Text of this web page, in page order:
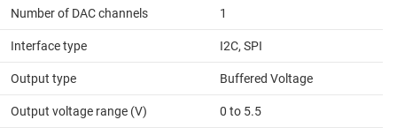
Number of DAC channels 1
Interface type I2C, SPI
Output type Buffered Voltage
Output voltage range (V) 0 to 5.5